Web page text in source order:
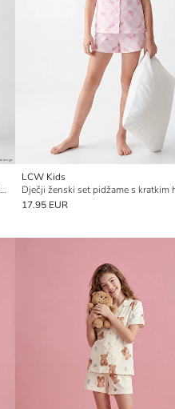
Pidžama set s kratkim hlačama za djevojčice s okruglim izrezom
LCW Kids
17.95 EUR